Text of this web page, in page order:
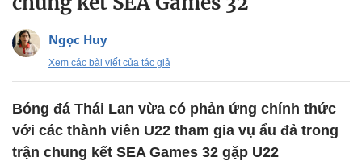
Ngọc Huy
Xem các bài viết của tác giả
Bóng đá Thái Lan vừa có phản ứng chính thức
với các thành viên U22 tham gia vụ ẩu đả trong
trận chung kết SEA Games 32 gặp U22